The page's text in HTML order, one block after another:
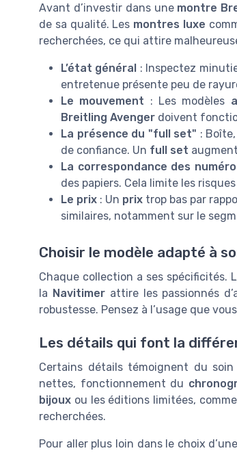
Avant d’investir dans une montre
de sa qualité. Les montres luxe
recherchées, ce qui attire
L’état général : Inspectez
entretenue présente peu de
Le mouvement : Les modèles
Breitling Avenger doivent
La présence du "full set" :
de confiance. Un full set
La correspondance des
des papiers. Cela limite les
Le prix : Un prix trop bas par
similaires, notamment sur le
Choisir le modèle adapté à
Chaque collection a ses spécificités.
la Navitimerattire les passionnés
robustesse. Pensez à l’usage que
Les détails qui font la
Certains détails témoignent du
nettes, fonctionnement du
bijoux ou les éditions limitées,
recherchées.
Pour aller plus loin dans le choix